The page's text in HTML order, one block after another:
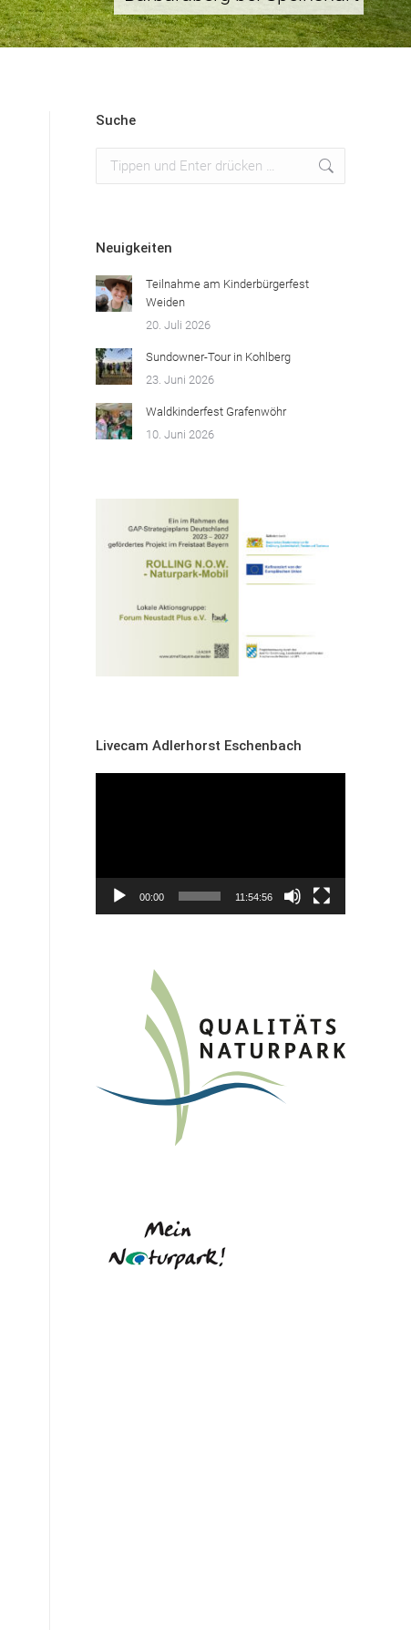
Suche
Neuigkeiten
Teilnahme am Kinderbürgerfest
Weiden
20. Juli 2026
Sundowner-Tour in Kohlberg
23. Juni 2026
Waldkinderfest Grafenwöhr
10. Juni 2026
Livecam Adlerhorst Eschenbach
00:00 11:54:56